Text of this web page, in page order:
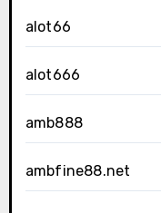
alot66
alot666
amb888
ambfine88.net